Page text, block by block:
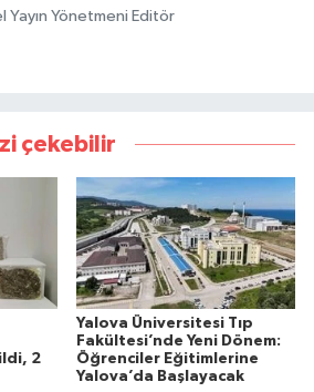
Yayın Yönetmeni Editör
çekebilir
2
Yalova Üniversitesi Tıp
Fakültesi’nde Yeni Dönem:
Öğrenciler Eğitimlerine
Yalova’da Başlayacak